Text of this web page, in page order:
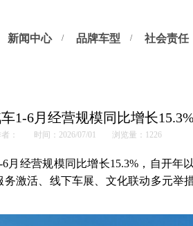
新闻中心 品牌车型 社会责任
1-6月经营规模同比增长15.3%
： 时间：2026/07/01 浏览量：1226
月经营规模同比增长15.3%，自开年
激活、线下车展、文化联动多元举